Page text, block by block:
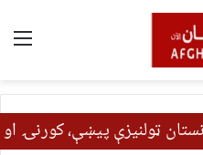
ټولنیزې پیښې، کورنۍ